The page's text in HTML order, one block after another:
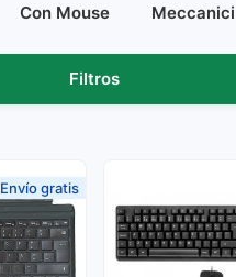
Con Mouse Meccanici
Filtros
Envío gratis